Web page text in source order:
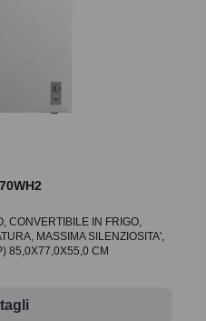
CONVERTIBILE IN FRIGO,
MASSIMA SILENZIOSITA',
85,0X77,0X55,0 CM